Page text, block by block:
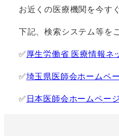
お近くの医療機関を今す
下記、検索システム等を
✅ 厚生労働省 医療情報ネ
✅埼玉県医師会ホームペ
✅ 日本医師会ホームページ